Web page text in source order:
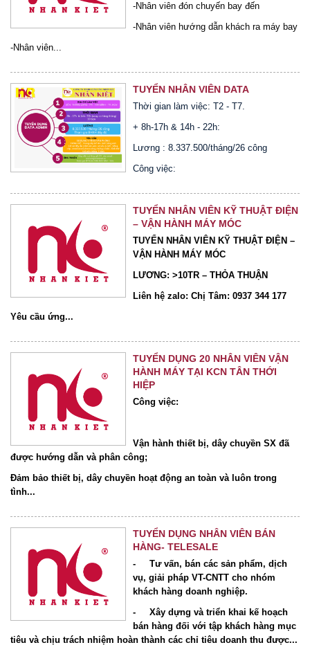
-Nhân viên đón chuyến bay đến
-Nhân viên hướng dẫn khách ra máy bay
-Nhân viên...
TUYỂN NHÂN VIÊN DATA
Thời gian làm việc: T2 - T7.
+ 8h-17h & 14h - 22h:
Lương : 8.337.500/tháng/26 công
Công việc:
TUYỂN NHÂN VIÊN KỸ THUẬT ĐIỆN
– VẬN HÀNH MÁY MÓC
TUYỂN NHÂN VIÊN KỸ THUẬT ĐIỆN –
VẬN HÀNH MÁY MÓC
LƯƠNG: >10TR – THỎA THUẬN
Liên hệ zalo: Chị Tâm: 0937 344 177
Yêu cầu ứng...
TUYỂN DỤNG 20 NHÂN VIÊN VẬN
HÀNH MÁY TẠI KCN TÂN THỚI
HIỆP
Công việc:
Vận hành thiết bị, dây chuyền SX đã
được hướng dẫn và phân công;
Đảm bảo thiết bị, dây chuyền hoạt động an toàn và luôn trong
tình...
TUYỂN DỤNG NHÂN VIÊN BÁN
HÀNG- TELESALE
- Tư vấn, bán các sản phẩm, dịch
vụ, giải pháp VT-CNTT cho nhóm
khách hàng doanh nghiệp.
- Xây dựng và triển khai kế hoạch
bán hàng đối với tập khách hàng mục
tiêu và chịu trách nhiệm hoàn thành các chỉ tiêu doanh thu được...